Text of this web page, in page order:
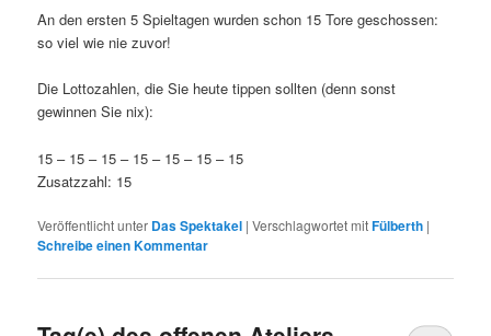
An den ersten 5 Spieltagen wurden schon 15 Tore geschossen:
so viel wie nie zuvor!
Die Lottozahlen, die Sie heute tippen sollten (denn sonst
gewinnen Sie nix):
15 – 15 – 15 – 15 – 15 – 15 – 15
Zusatzzahl: 15
Veröffentlicht unter Das Spektakel |Verschlagwortet mitFülberth |
Schreibe einen Kommentar